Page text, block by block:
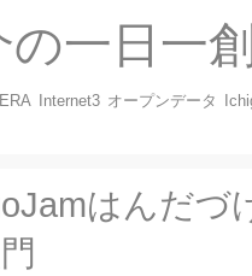
一日一創
Internet3 オープンデータ
はんだづ